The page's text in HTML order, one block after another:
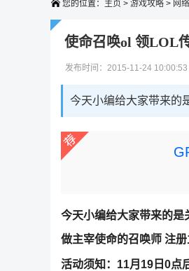
您的位置： 主页 > 游戏攻略 > 网
使命召唤ol 领LOL
发布时间：2015-11-24
今天小编给大家带来的
今天小编给大家带来的是
做主宰使命的召唤师 注
活动须知：11月19日0点